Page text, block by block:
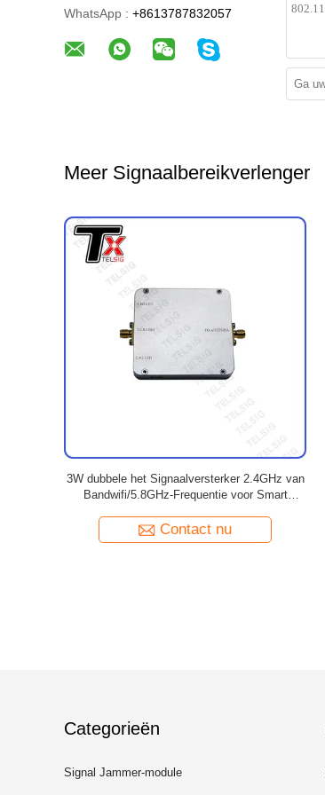
WhatsApp : +8613787832057
Meer Signaalbereikverlenger
voor
van de het Signaalversterker de Hulpsma van
5W 37dBm WIFI van de de Schakelaar Sterke
Contact nu
Categorieën
Signal Jammer-module